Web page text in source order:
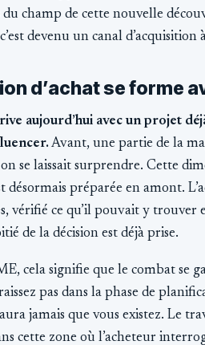
champ de cette nouvelle
devenu un canal d’acquisition
d’achat se forme
aujourd’hui avec un projet
Avant, une partie de la
se laissait surprendre. Cette
désormais préparée en amont.
vérifié ce qu’il pouvait y
de la décision est déjà prise.
cela signifie que le combat se
pas dans la phase de
jamais que vous existez. Le
cette zone où l’acheteur